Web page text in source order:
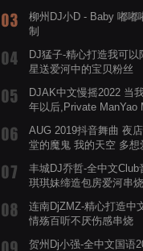
柳州DJ小D - Baby 嘟嘟
制
DJ猛子-精心打造我可以
星送爱河中的宝贝粉丝
DJAK中文慢摇2022 当
年以后,Private ManYao
AUG 2019抖音舞曲 夜
堂的魔鬼 我的天空 多想
丰城DJ乔哲-全中文Club
琪琪妹缔造包房爱河串烧
连南DjZMZ-精心打造中
情殇百听不厌伤感串烧
贺州Dj小强-全中文国语